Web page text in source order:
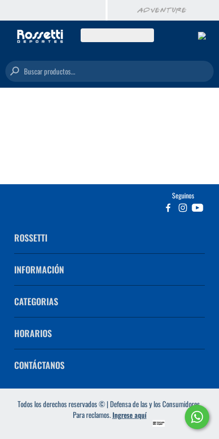
Buscar productos...
Seguinos
ROSSETTI
INFORMACIÓN
CATEGORIAS
HORARIOS
CONTÁCTANOS
Todos los derechos reservados © | Defensa de las y los Consumidores.
Para reclamos.Ingrese aquí